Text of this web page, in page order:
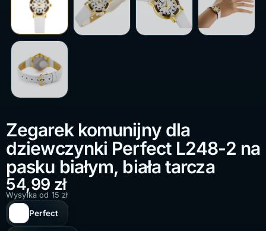
Zegarek komunijny dla
dziewczynki Perfect L248-2 na
pasku białym, biała tarcza
54,99 zł
Wysyłka od 15 zł
Perfect